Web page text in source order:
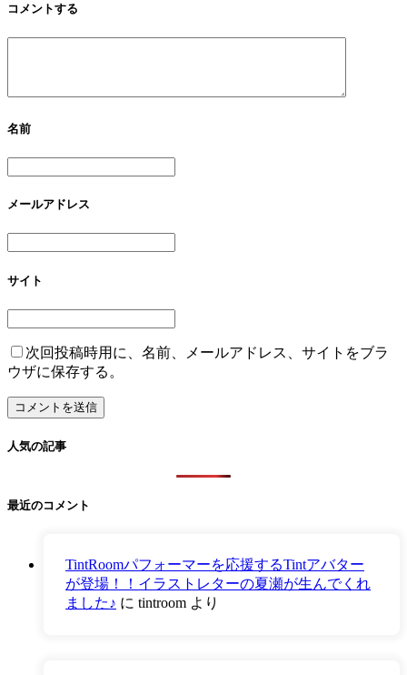
コメントする
名前
メールアドレス
サイト
次回投稿時用に、名前、メールアドレス、サイトをブラ
ウザに保存する。
人気の記事
最近のコメント
TintRoomパフォーマーを応援するTintアバター
が登場！！イラストレターの夏瀬が生んでくれ
ました♪ に tintroom より